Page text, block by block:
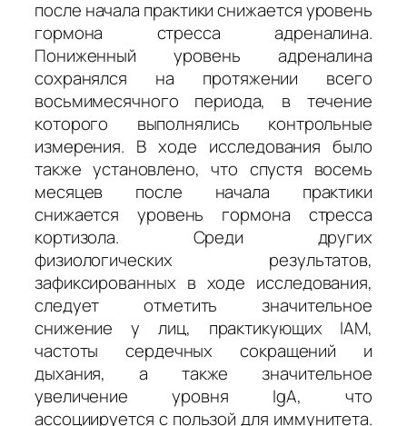
после начала практики снижается уровень
гормона стресса адреналина.
Пониженный уровень адреналина
сохранялся на протяжении всего
восьмимесячного периода, в течение
которого выполнялись контрольные
измерения. В ходе исследования было
также установлено, что спустя восемь
месяцев после начала практики
снижается уровень гормона стресса
кортизола. Среди других
физиологических результатов,
зафиксированных в ходе исследования,
следует отметить значительное
снижение у лиц, практикующих IAM,
частоты сердечных сокращений и
дыхания, а также значительное
увеличение уровня IgA, что
ассоциируется с пользой для иммунитета.